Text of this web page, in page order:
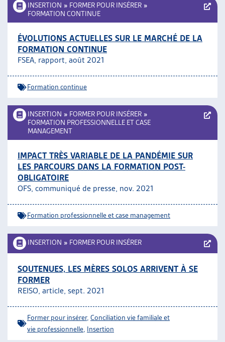
INSERTION » FORMER POUR INSÉRER »
FORMATION CONTINUE
ÉVOLUTIONS ACTUELLES SUR LE MARCHÉ DE LA
FORMATION CONTINUE
FSEA, rapport, août 2021
Formation continue
INSERTION » FORMER POUR INSÉRER »
FORMATION PROFESSIONNELLE ET CASE
MANAGEMENT
IMPACT TRÈS VARIABLE DE LA PANDÉMIE SUR
LES PARCOURS DANS LA FORMATION POST-
OBLIGATOIRE
OFS, communiqué de presse, nov. 2021
Formation professionnelle et case management
INSERTION » FORMER POUR INSÉRER
SOUTENUES, LES MÈRES SOLOS ARRIVENT À SE
FORMER
REISO, article, sept. 2021
Former pour insérer, Conciliation vie familiale et
vie professionnelle Insertion